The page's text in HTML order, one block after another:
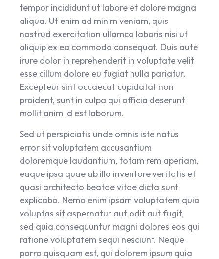
tempor incididunt ut labore et dolore magna
aliqua. Ut enim ad minim veniam, quis
nostrud exercitation ullamco laboris nisi ut
aliquip ex ea commodo consequat. Duis aute
irure dolor in reprehenderit in voluptate velit
esse cillum dolore eu fugiat nulla pariatur.
Excepteur sint occaecat cupidatat non
proident, sunt in culpa qui officia deserunt
mollit anim id est laborum.
Sed ut perspiciatis unde omnis iste natus
error sit voluptatem accusantium
doloremque laudantium, totam rem aperiam,
eaque ipsa quae ab illo inventore veritatis et
quasi architecto beatae vitae dicta sunt
explicabo. Nemo enim ipsam voluptatem quia
voluptas sit aspernatur aut odit aut fugit,
sed quia consequuntur magni dolores eos qui
ratione voluptatem sequi nesciunt. Neque
porro quisquam est, qui dolorem ipsum quia